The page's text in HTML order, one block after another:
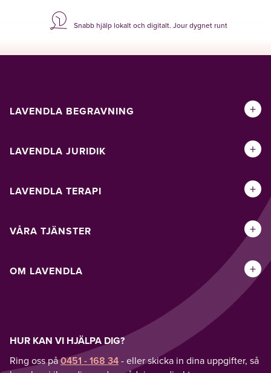
Snabb hjälp lokalt och digitalt. Jour dygnet runt
LAVENDLA BEGRAVNING +
LAVENDLA JURIDIK +
LAVENDLA TERAPI +
VÅRA TJÄNSTER +
OM LAVENDLA +
HUR KAN VI HJÄLPA DIG?
Ring oss på0451 - 168 34- eller skicka in dina uppgifter, så